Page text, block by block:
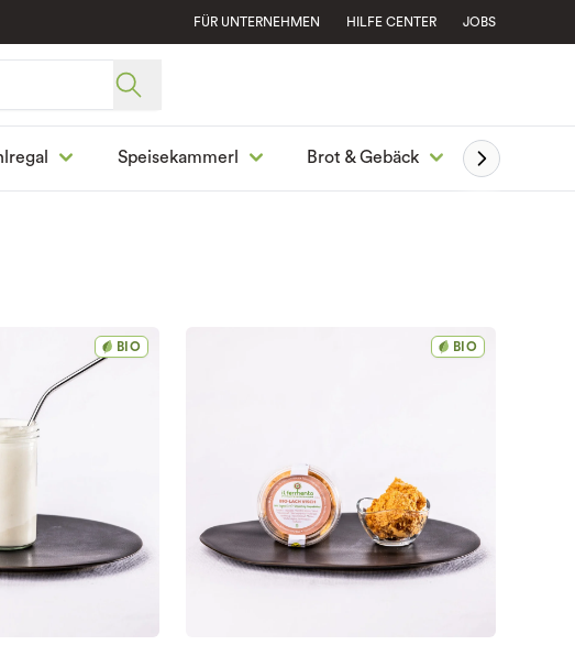
FÜR UNTERNEHMEN HILFE CENTER JOBS
Speisekammerl Brot & Gebäck
BIO BIO